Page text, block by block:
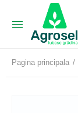
Pagina principala